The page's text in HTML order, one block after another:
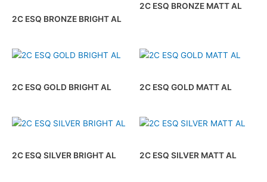
2C ESQ BRONZE BRIGHT AL
2C ESQ BRONZE MATT AL
2C ESQ GOLD BRIGHT AL 2C ESQ GOLD MATT AL
2C ESQ SILVER BRIGHT AL 2C ESQ SILVER MATT AL